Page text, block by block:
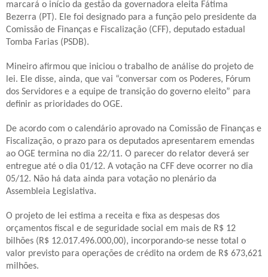
marcará o início da gestão da governadora eleita Fátima
Bezerra (PT). Ele foi designado para a função pelo presidente da
Comissão de Finanças e Fiscalização (CFF), deputado estadual
Tomba Farias (PSDB).
Mineiro afirmou que iniciou o trabalho de análise do projeto de
lei. Ele disse, ainda, que vai “conversar com os Poderes, Fórum
dos Servidores e a equipe de transição do governo eleito” para
definir as prioridades do OGE.
De acordo com o calendário aprovado na Comissão de Finanças e
Fiscalização, o prazo para os deputados apresentarem emendas
ao OGE termina no dia 22/11. O parecer do relator deverá ser
entregue até o dia 01/12. A votação na CFF deve ocorrer no dia
05/12. Não há data ainda para votação no plenário da
Assembleia Legislativa.
O projeto de lei estima a receita e fixa as despesas dos
orçamentos fiscal e de seguridade social em mais de R$ 12
bilhões (R$ 12.017.496.000,00), incorporando-se nesse total o
valor previsto para operações de crédito na ordem de R$ 673,621
milhões.